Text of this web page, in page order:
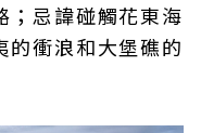
；忌諱碰觸花東海
的衝浪和大堡礁的